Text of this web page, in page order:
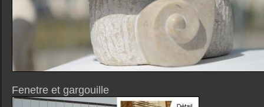
Fenetre et gargouille